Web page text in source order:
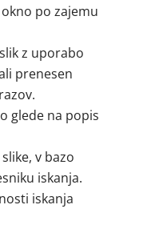
po zajemu
z uporabo
prenesen
glede na popis
v bazo
iskanja.
iskanja